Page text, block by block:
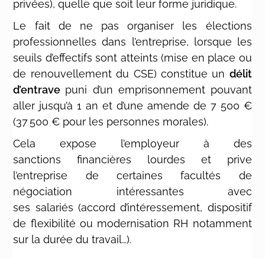
privées), quelle que soit leur forme juridique.
Le fait de ne pas organiser les élections
professionnelles dans l’entreprise, lorsque les
seuils d’effectifs sont atteints(mise en place ou
de renouvellement du CSE) constitue un délit
d’entrave puni d’un emprisonnement pouvant
aller jusqu’à 1 an et d’une amende de 7 500 €
(37 500 € pour les personnes morales).
Cela expose l’employeur à des
sanctions financières lourdes et prive
l’entreprise de certaines facultés de
négociation intéressantes avec
ses salariés (accord d’intéressement, dispositif
de flexibilité ou modernisation RH notamment
sur la durée du travail…).